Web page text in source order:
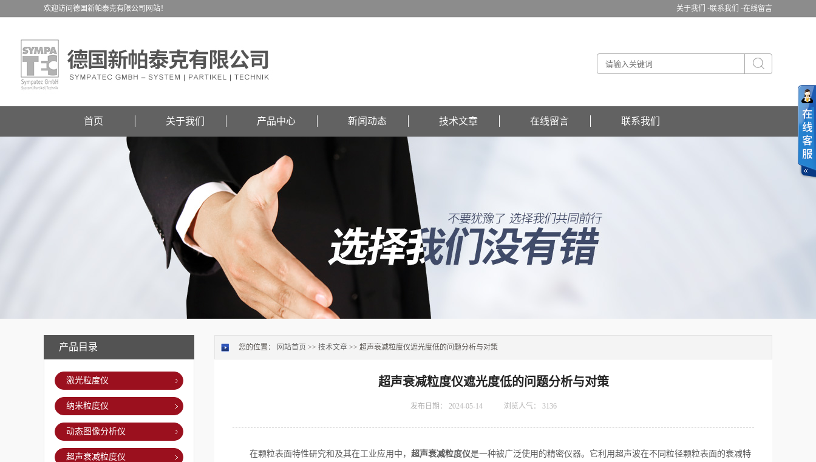
关于我们 -联系我们 -在线留言
欢迎访问德国新帕泰克有限公司网站！
首页 关于我们 产品中心 新闻动态 技术文章 在线留言 联系我们
产品目录
激光粒度仪
纳米粒度仪
动态图像分析仪
超声衰减粒度仪
您的位置： 网站首页 >> 技术文章 >> 超声衰减粒度仪遮光度低的问题分析与对策
超声衰减粒度仪遮光度低的问题分析与对策
发布日期： 2024-05-14 浏览人气： 3136
在颗粒表面特性研究和及其在工业应用中， 超声衰减粒度仪是一种被广泛使用的精密仪器。它利用超声波在不同粒径颗粒表面的衰减特